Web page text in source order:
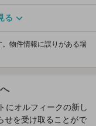
る
物件情報に誤りがある場
にオルフィークの新し
せを受け取ることがで